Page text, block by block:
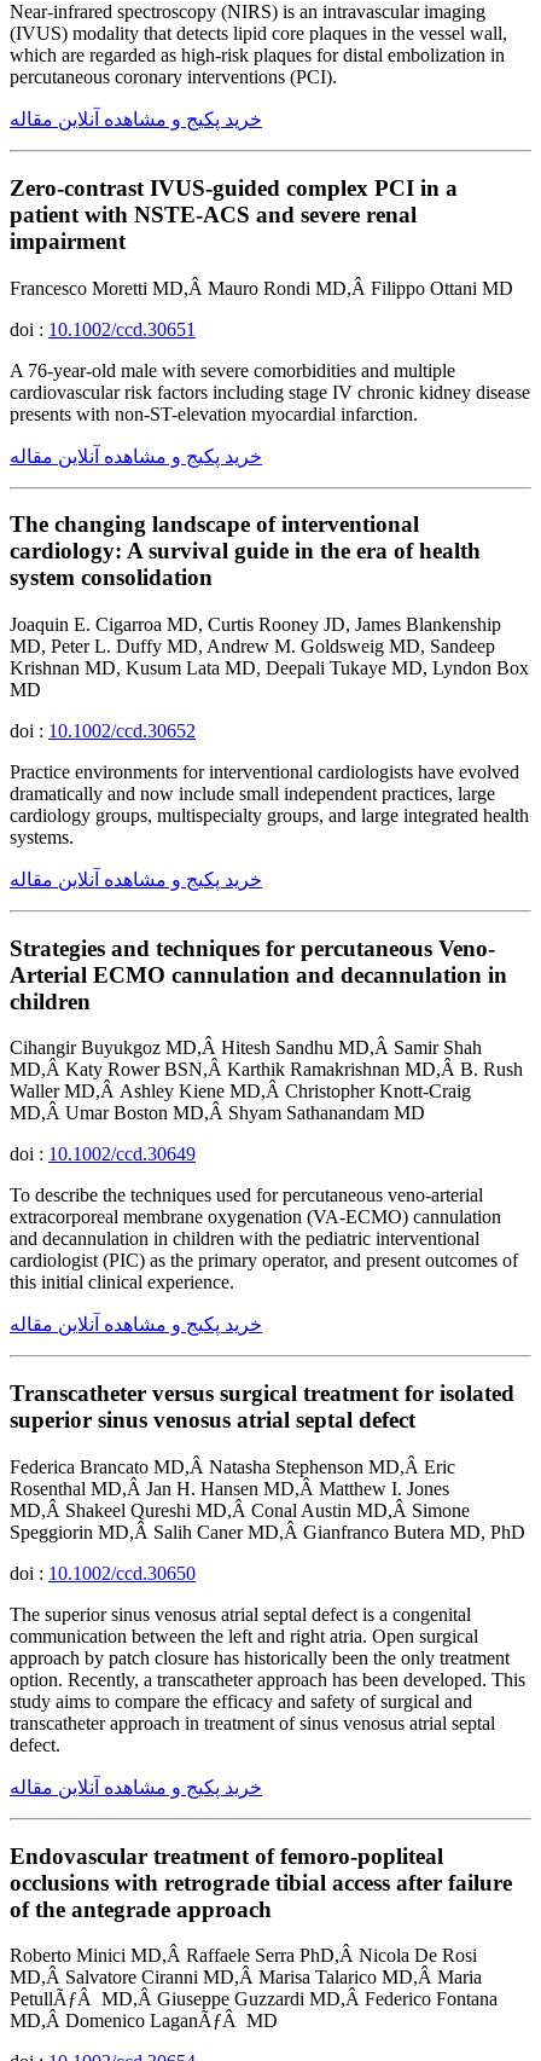
Near-infrared spectroscopy (NIRS) is an intravascular imaging
(IVUS) modality that detects lipid core plaques in the vessel wall,
which are regarded as high-risk plaques for distal embolization in
percutaneous coronary interventions (PCI).
خرید پکیج و مشاهده آنلاین مقاله
Zero-contrast IVUS-guided complex PCI in a
patient with NSTE-ACS and severe renal
impairment
Francesco Moretti MD,Â Mauro Rondi MD,Â Filippo Ottani MD
doi : 10.1002/ccd.30651
A 76-year-old male with severe comorbidities and multiple
cardiovascular risk factors including stage IV chronic kidney disease
presents with non-ST-elevation myocardial infarction.
خرید پکیج و مشاهده آنلاین مقاله
The changing landscape of interventional
cardiology: A survival guide in the era of health
system consolidation
Joaquin E. Cigarroa MD, Curtis Rooney JD, James Blankenship
MD, Peter L. Duffy MD, Andrew M. Goldsweig MD, Sandeep
Krishnan MD, Kusum Lata MD, Deepali Tukaye MD, Lyndon Box
MD
doi : 10.1002/ccd.30652
Practice environments for interventional cardiologists have evolved
dramatically and now include small independent practices, large
cardiology groups, multispecialty groups, and large integrated health
systems.
خرید پکیج و مشاهده آنلاین مقاله
Strategies and techniques for percutaneous Veno-
Arterial ECMO cannulation and decannulation in
children
Cihangir Buyukgoz MD,Â Hitesh Sandhu MD,Â Samir Shah
MD,Â Katy Rower BSN,Â Karthik Ramakrishnan MD,Â B. Rush
Waller MD,Â Ashley Kiene MD,Â Christopher Knott-Craig
MD,Â Umar Boston MD,Â Shyam Sathanandam MD
doi : 10.1002/ccd.30649
To describe the techniques used for percutaneous veno-arterial
extracorporeal membrane oxygenation (VA-ECMO) cannulation
and decannulation in children with the pediatric interventional
cardiologist (PIC) as the primary operator, and present outcomes of
this initial clinical experience.
خرید پکیج و مشاهده آنلاین مقاله
Transcatheter versus surgical treatment for isolated
superior sinus venosus atrial septal defect
Federica Brancato MD,Â Natasha Stephenson MD,Â Eric
Rosenthal MD,Â Jan H. Hansen MD,Â Matthew I. Jones
MD,Â Shakeel Qureshi MD,Â Conal Austin MD,Â Simone
Speggiorin MD,Â Salih Caner MD,Â Gianfranco Butera MD, PhD
doi : 10.1002/ccd.30650
The superior sinus venosus atrial septal defect is a congenital
communication between the left and right atria. Open surgical
approach by patch closure has historically been the only treatment
option. Recently, a transcatheter approach has been developed. This
study aims to compare the efficacy and safety of surgical and
transcatheter approach in treatment of sinus venosus atrial septal
defect.
خرید پکیج و مشاهده آنلاین مقاله
Endovascular treatment of femoro-popliteal
occlusions with retrograde tibial access after failure
of the antegrade approach
Roberto Minici MD,Â Raffaele Serra PhD,Â Nicola De Rosi
MD,Â Salvatore Ciranni MD,Â Marisa Talarico MD,Â Maria
PetullÃƒÂ MD,Â Giuseppe Guzzardi MD,Â Federico Fontana
MD,Â Domenico LaganÃƒÂ MD